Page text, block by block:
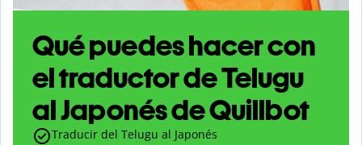
Qué puedes hacer con
el traductor de Telugu
al Japonés de Quillbot
Traducir del Telugu al Japonés